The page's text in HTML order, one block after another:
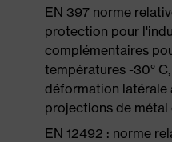
EN 397 norme
protection pour
complémentaires
températures -30°
déformation latérale
projections de métal
EN 12492 : norme